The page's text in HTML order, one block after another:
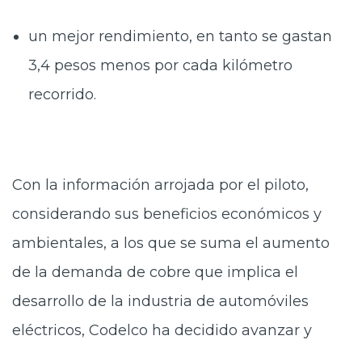
un mejor rendimiento, en tanto se gastan
3,4 pesos menos por cada kilómetro
recorrido.
Con la información arrojada por el piloto,
considerando sus beneficios económicos y
ambientales, a los que se suma el aumento
de la demanda de cobre que implica el
desarrollo de la industria de automóviles
eléctricos, Codelco ha decidido avanzar y